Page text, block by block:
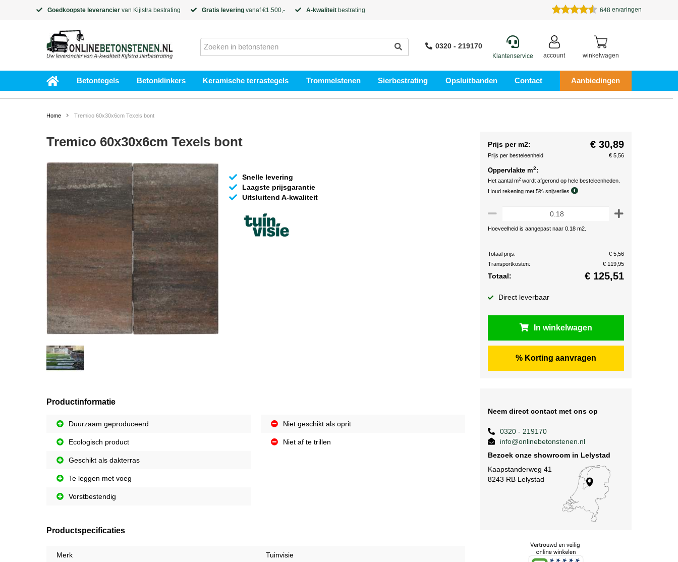
Goedkoopste leverancier van Kijlstra bestrating Gratis levering vanaf €1.500,- A-kwaliteit bestrating 648 ervaringen
0320 - 219170
Klantenservice account winkelwagen
Betontegels Betonklinkers Keramische terrastegels Trommelstenen Sierbestrating Opsluitbanden Contact Aanbiedingen
Home Tremico 60x30x6cm Texels bont
Tremico 60x30x6cm Texels bont
Snelle levering
Laagste prijsgarantie
Uitsluitend A-kwaliteit
Productinformatie
Duurzaam geproduceerd
Ecologisch product
Geschikt als dakterras
Te leggen met voeg
Vorstbestendig
Niet geschikt als oprit
Niet af te trillen
Productspecificaties
Merk Tuinvisie
Prijs per m2: € 30,89
Prijs per besteleenheid € 5,56
Oppervlakte m2:
Het aantal m2 wordt afgerond op hele besteleenheden.
Houd rekening met 5% snijverlies
Hoeveelheid is aangepast naar 0.18 m2.
Totaal prijs:
€ 5,56
Transportkosten:
€ 119,95
Totaal: € 125,51
Direct leverbaar
In winkelwagen
% Korting aanvragen
Neem direct contact met ons op
0320 - 219170
info@onlinebetonstenen.nl
Bezoek onze showroom in Lelystad
Kaapstanderweg 41
8243 RB Lelystad